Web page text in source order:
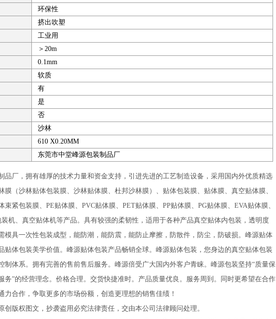
环保性
挤出吹塑
工业用
＞20m
0.1mm
软质
有
是
否
沙林
610 X0.20MM
东莞市中堂峰源包装制品厂
厂，拥有雄厚的技术力量和资金支持，引进先进的工艺制造设备，采用国内外优质精选
膜（沙林贴体包装膜、沙林贴体膜、杜邦沙林膜）、贴体包装膜、贴体膜、真空贴体膜、
紧包装膜、PE贴体膜、PVC贴体膜、PET贴体膜、PP贴体膜、PG贴体膜、EVA贴体膜、
机、真空贴体机等产品。具有较强的柔韧性，适用于各种产品真空贴体内包装，透明度
模具一次性包装成型，能防潮，能防震，能防止摩擦，防散件，防尘，防破损。峰源贴体
贴体包装美学价值。峰源贴体包装产品畅销全球。峰源贴体包装，您身边的真空贴体包装
制体系。拥有完善的售前售后服务。峰源倍受广大国内外客户青睐。峰源包装坚持“质量保
务”的经营理念。价格合理。交货快捷准时。产品质量优良。服务周到。同时更希望在合作
力合作，争取更多的市场份额，创造更理想的销售佳绩！
版权图文，抄袭盗用必究法律责任，交由本公司法律顾问处理。